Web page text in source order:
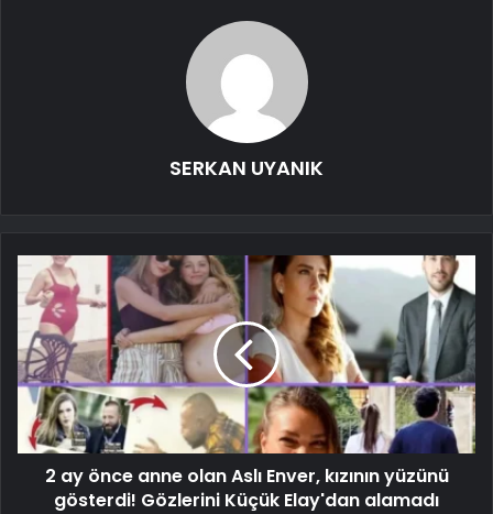
SERKAN UYANIK
2 ay önce anne olan Aslı Enver, kızının yüzünü
gösterdi! Gözlerini Küçük Elay'dan alamadı